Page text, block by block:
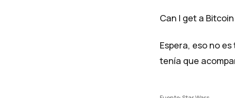
Can I get a
Espera, eso no
tenía que